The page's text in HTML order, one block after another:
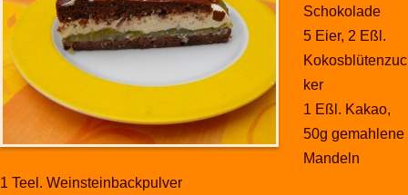
Schokolade
5 Eier, 2 Eßl.
Kokosblütenzuc
ker
1 Eßl. Kakao,
50g gemahlene
Mandeln
1 Teel. Weinsteinbackpulver